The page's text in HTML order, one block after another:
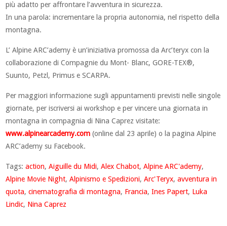
più adatto per affrontare l’avventura in sicurezza.
In una parola: incrementare la propria autonomia, nel rispetto della
montagna.
L’ Alpine ARC’ademy è un’iniziativa promossa da Arc’teryx con la
collaborazione di Compagnie du Mont- Blanc, GORE-TEX®,
Suunto, Petzl, Primus e SCARPA.
Per maggiori informazione sugli appuntamenti previsti nelle singole
giornate, per iscriversi ai workshop e per vincere una giornata in
montagna in compagnia di Nina Caprez visitate:
www.alpinearcademy.com (online dal 23 aprile) o la pagina Alpine
ARC’ademy su Facebook.
Tags:action,Aiguille du Midi,Alex Chabot,Alpine ARC'ademy,
Alpine Movie Night,Alpinismo e Spedizioni,Arc'Teryx,avventura in
quota,cinematografia di montagna, Francia,Ines Papert, Luka
Lindic, Nina Caprez